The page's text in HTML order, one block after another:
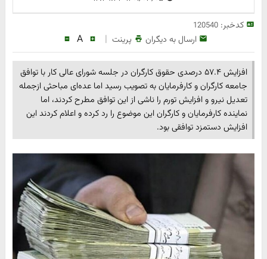
کدخبر:120540
ارسال به دیگران پرینت |
A
افزایش ۵۷.۴ درصدی حقوق کارگران در جلسه شورای عالی کار با توافق
جامعه کارگران و کارفرمایان به تصویب رسید اما عده‌ای مباحثی ازجمله
تعدیل نیرو و افزایش تورم را ناشی از این توافق مطرح کردند، اما
نماینده کارفرمایان و کارگران این موضوع را رد کرده و اعلام کردند این
افزایش دستمزد توافقی بود.